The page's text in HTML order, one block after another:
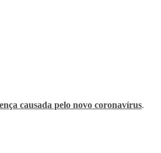
causada pelo novo coronavírus.